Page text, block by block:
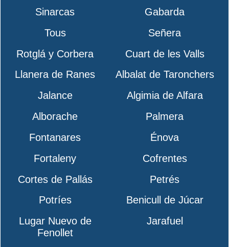
Sinarcas
Gabarda
Tous
Señera
Rotglá y Corbera
Cuart de les Valls
Llanera de Ranes
Albalat de Taronchers
Jalance
Algimia de Alfara
Alborache
Palmera
Fontanares
Énova
Fortaleny
Cofrentes
Cortes de Pallás
Petrés
Potríes
Benicull de Júcar
Lugar Nuevo de
Fenollet
Jarafuel